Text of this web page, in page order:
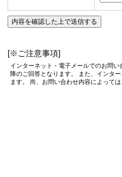
[※ご注意事項]
インターネット・電子メールでのお問
降のご回答となります。 また、インタ
ます。 尚、お問い合わせ内容によって